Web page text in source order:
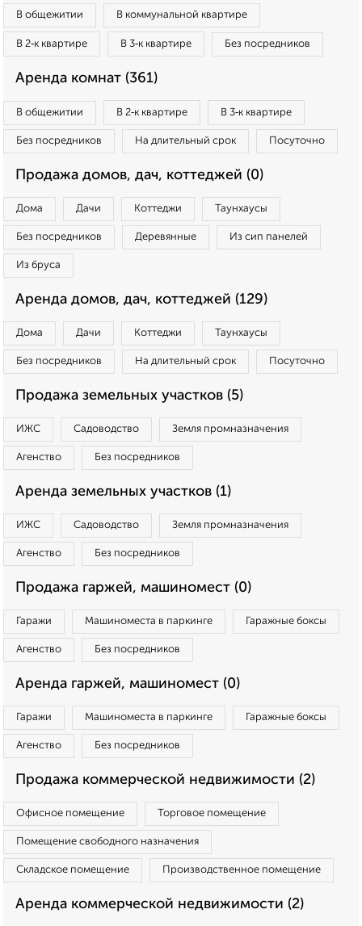
В общежитии В коммунальной квартире
В 2‑к квартире В 3‑к квартире Без посредников
Аренда комнат (361)
В общежитии В 2‑к квартире В 3‑к квартире
Без посредников На длительный срок Посуточно
Продажа домов, дач, коттеджей (0)
Дома Дачи Коттеджи Таунхаусы
Без посредников Деревянные Из сип панелей
Из бруса
Аренда домов, дач, коттеджей (129)
Дома Дачи Коттеджи Таунхаусы
Без посредников На длительный срок Посуточно
Продажа земельных участков (5)
ИЖС Садоводство Земля промназначения
Агенство Без посредников
Аренда земельных участков (1)
ИЖС Садоводство Земля промназначения
Агенство Без посредников
Продажа гаржей, машиномест (0)
Гаражи Машиноместа в паркинге Гаражные боксы
Агенство Без посредников
Аренда гаржей, машиномест (0)
Гаражи Машиноместа в паркинге Гаражные боксы
Агенство Без посредников
Продажа коммерческой недвижимости (2)
Офисное помещение Торговое помещение
Помещение свободного назначения
Складское помещение Производственное помещение
Аренда коммерческой недвижимости (2)